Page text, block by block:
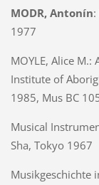
MODR, Antonín:
1977
MOYLE, Alice M.:
Institute of
1985, Mus BC
Musical
Sha, Tokyo 1967
Musikgeschichte